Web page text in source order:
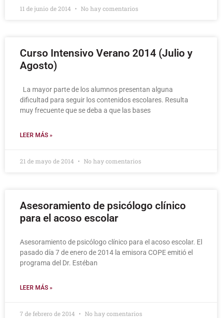
11 de junio de 2014 No hay comentarios
Curso Intensivo Verano 2014 (Julio y
Agosto)
La mayor parte de los alumnos presentan alguna
dificultad para seguir los contenidos escolares. Resulta
muy frecuente que se deba a que las bases
LEER MÁS »
21 de mayo de 2014 No hay comentarios
Asesoramiento de psicólogo clínico
para el acoso escolar
Asesoramiento de psicólogo clínico para el acoso escolar. El
pasado día 7 de enero de 2014 la emisora COPE emitió el
programa del Dr. Estéban
LEER MÁS »
7 de febrero de 2014 No hay comentarios